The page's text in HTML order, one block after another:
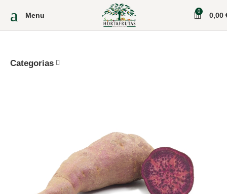
Menu 0 0,00
Categorias